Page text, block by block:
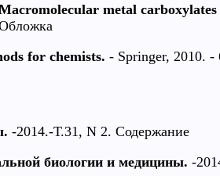
metal
for chemists. - Springer, 2010.
-2014.-Т.31, N 2. Содержание
биологии и медицины. -